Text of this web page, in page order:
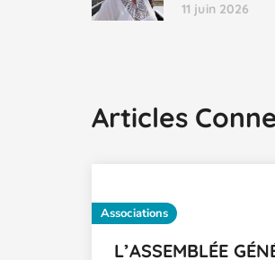
11 juin 2026
Articles
Associations
L’ASSEMBLÉE